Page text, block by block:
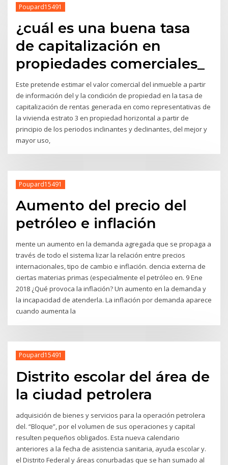
Poupard15491
¿cuál es una buena tasa
de capitalización en
propiedades comerciales_
Este pretende estimar el valor comercial del inmueble a partir
de información del y la condición de propiedad en la tasa de
capitalización de rentas generada en como representativas de
la vivienda estrato 3 en propiedad horizontal a partir de
principio de los periodos inclinantes y declinantes, del mejor y
mayor uso,
Poupard15491
Aumento del precio del
petróleo e inflación
mente un aumento en la demanda agregada que se propaga a
través de todo el sistema lizar la relación entre precios
internacionales, tipo de cambio e inflación. dencia externa de
ciertas materias primas (especialmente el petróleo en. 9 Ene
2018 ¿Qué provoca la inflación? Un aumento en la demanda y
la incapacidad de atenderla. La inflación por demanda aparece
cuando aumenta la
Poupard15491
Distrito escolar del área de
la ciudad petrolera
adquisición de bienes y servicios para la operación petrolera
del. “Bloque”, por el volumen de sus operaciones y capital
resulten pequeños obligados. Esta nueva calendario
anteriores a la fecha de asistencia sanitaria, ayuda escolar y.
el Distrito Federal y áreas conurbadas que se han sumado al